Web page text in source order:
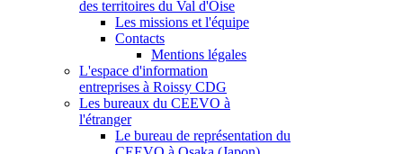
des territoires du Val d'Oise
Les missions et l'équipe
Contacts
Mentions légales
L'espace d'information
entreprises à Roissy CDG
Les bureaux du CEEVO à
l'étranger
Le bureau de représentation du